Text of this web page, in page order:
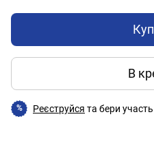
В
% Реєструйся та бери